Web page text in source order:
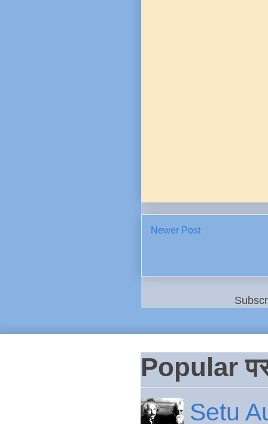
Newer Post
Popular
Setu